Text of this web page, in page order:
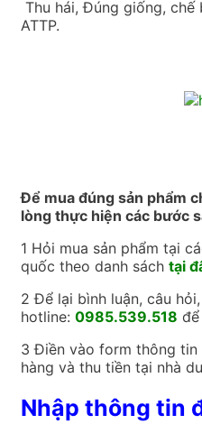
Thu hái, Đúng giống,
ATTP.
Để mua đúng sản phẩm
lòng thực hiện các bước
1 Hỏi mua sản phẩm tại
quốc theo danh sách tại
2 Để lại bình luận, câu
hotline: 0985.539.518
3 Điền vào form thông tin
hàng và thu tiền tại nhà
Nhập thông tin